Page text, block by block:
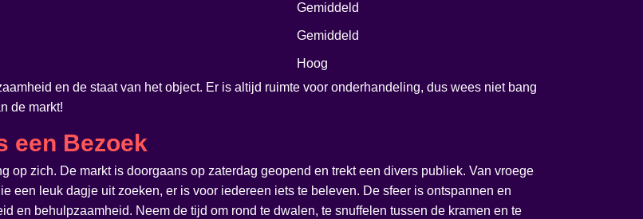
Gemiddeld
Gemiddeld
Hoog
en de staat van het object. Er is altijd ruimte voor onderhandeling, dus wees niet bang
de markt!
een Bezoek
op zich. De markt is doorgaans op zaterdag geopend en trekt een divers publiek. Van vroege
een leuk dagje uit zoeken, er is voor iedereen iets te beleven. De sfeer is ontspannen en
en behulpzaamheid. Neem de tijd om rond te dwalen, te snuffelen tussen de kramen en te